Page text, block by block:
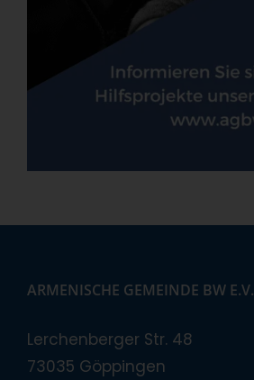
ARMENISCHE GEMEINDE BW E.V.
Lerchenberger Str. 48
73035 Göppingen